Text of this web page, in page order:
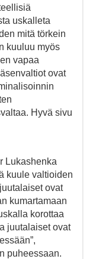
uskalleta
mitä törkein
kuuluu myös
vapaa
ovat
Hyvä sivu
Lukashenka
kuule valtioiden
ovat
kumartamaan
korottaa
juutalaiset ovat
puheessaan.